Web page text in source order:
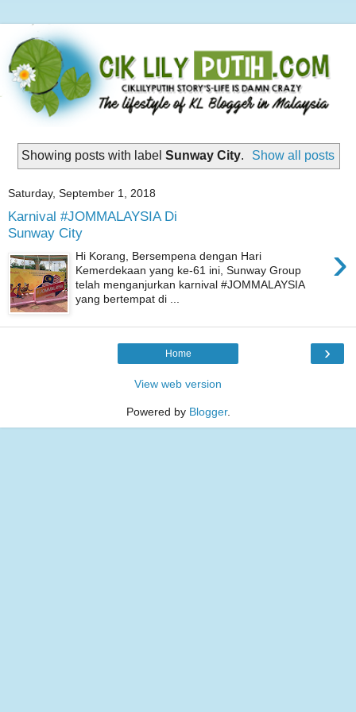
Showing posts with label Sunway City. Show all posts
Saturday, September 1, 2018
Karnival #JOMMALAYSIA Di
Sunway City
›
Hi Korang, Bersempena dengan Hari
Kemerdekaan yang ke-61 ini, Sunway Group
telah menganjurkan karnival #JOMMALAYSIA
yang bertempat di ...
›
Home
View web version
Powered by Blogger.